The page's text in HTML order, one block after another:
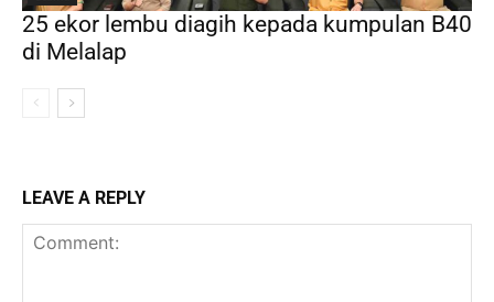
25 ekor lembu diagih kepada kumpulan B40
di Melalap
LEAVE A REPLY